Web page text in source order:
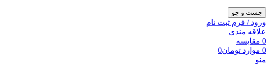
جست و جو
ورود / فرم ثبت نام
علاقه مندی
0 مقایسه
0 موارد تومان0
منو